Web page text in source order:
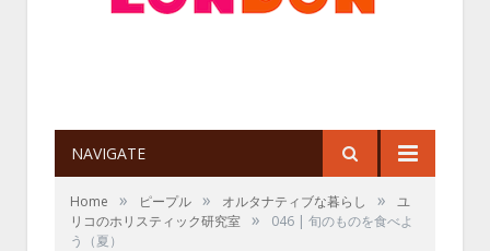
NAVIGATE
Home » ピープル » オルタナティブな暮らし »
ユ
リコのホリスティック研究室 »
046 | 旬のものを食べよ
う（夏）